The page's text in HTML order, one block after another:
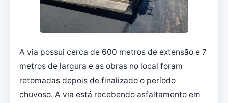
A via possui cerca de 600 metros de extensão e 7
metros de largura e as obras no local foram
retomadas depois de finalizado o período
chuvoso. A via está recebendo asfaltamento em